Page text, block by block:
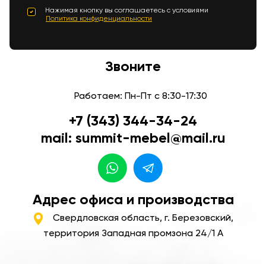
Нажимая кнопку вы соглашаетесь с условиями
Политика конфиденциальности
Звоните
Работаем: Пн-Пт с 8:30-17:30
+7 (343) 344-34-24
mail: summit-mebel@mail.ru
Адрес офиса и производства
Свердловская область, г. Березовский,
территория Западная промзона 24/1 А